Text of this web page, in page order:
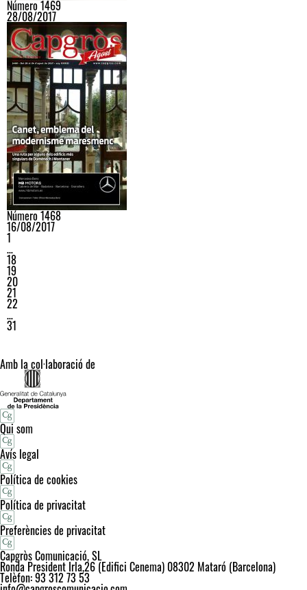
Número 1469
28/08/2017
Número 1468
16/08/2017
1
…
18
19
20
21
22
…
31
Amb la col·laboració de
Qui som
Avís legal
Política de cookies
Política de privacitat
Preferències de privacitat
Capgròs Comunicació, SL
Ronda President Irla,26 (Edifici Cenema) 08302 Mataró (Barcelona)
Telèfon: 93 312 73 53